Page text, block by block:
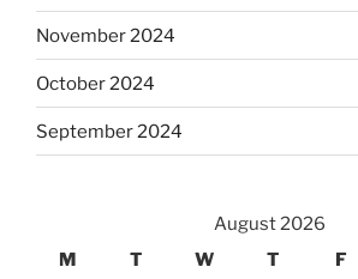
November 2024
October 2024
September 2024
August 2026
M
T W T F